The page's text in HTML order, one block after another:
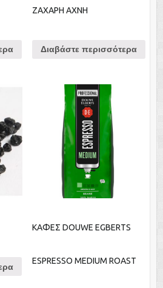
ΖΑΧΑΡΗ ΑΧΝΗ
Διαβάστε περισσότερα
ΚΑΦΕΣ DOUWE EGBERTS
ESPRESSO MEDIUM ROAST